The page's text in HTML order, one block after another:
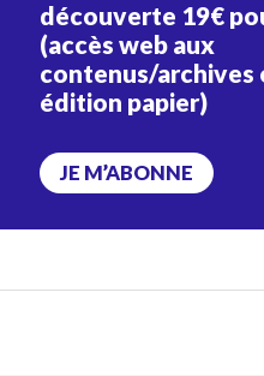
découverte 19€
(accès web aux
contenus/archives
édition papier)
JE M’ABONNE